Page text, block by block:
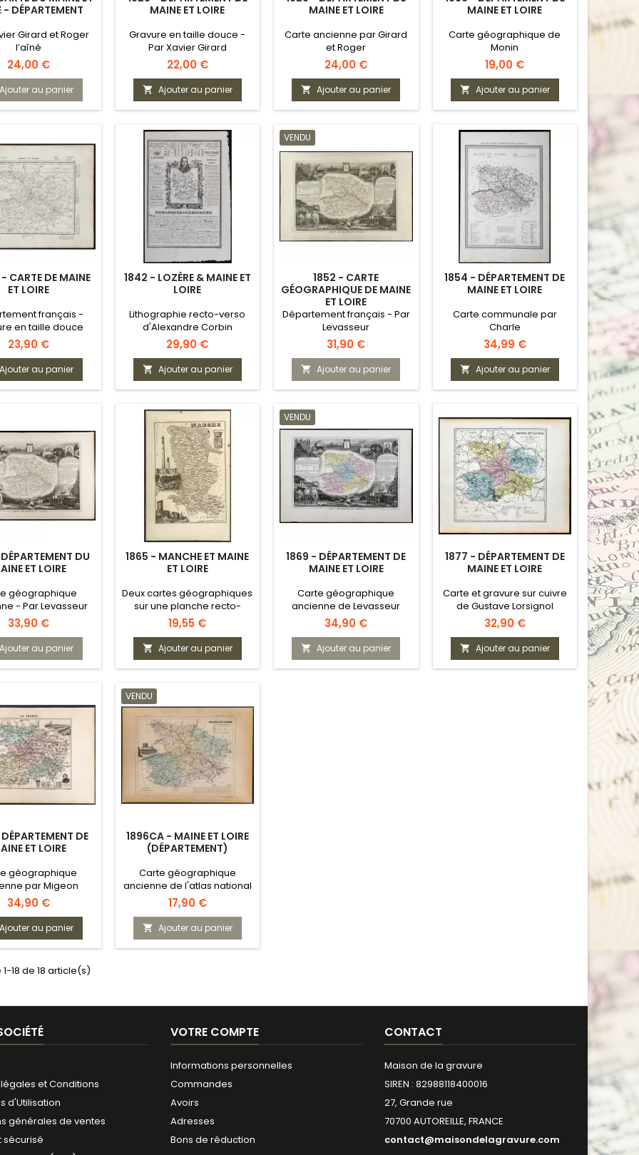
- DÉPARTEMENT
Girard et Roger
l’aîné
Prix
24,00 €
Ajouter au panier
MAINE ET LOIRE
Gravure en taille douce -
Par Xavier Girard
Prix
22,00 €
 Ajouter au panier
MAINE ET LOIRE
Carte ancienne par Girard
et Roger
Prix
24,00 €
 Ajouter au panier
MAINE ET LOIRE
Carte géographique de
Monin
Prix
19,00 €
 Ajouter au panier
CARTE DE MAINE
ET LOIRE
français -
en taille douce
Prix
23,90 €
Ajouter au panier
1842 - LOZÈRE & MAINE ET
LOIRE
Lithographie recto-verso
d'Alexandre Corbin
Prix
29,90 €
 Ajouter au panier
VENDU
1852 - CARTE
GÉOGRAPHIQUE DE MAINE
ET LOIRE
Département français - Par
Levasseur
Prix
31,90 €
 Ajouter au panier
1854 - DÉPARTEMENT DE
MAINE ET LOIRE
Carte communale par
Charle
Prix
34,99 €
 Ajouter au panier
DU
ET LOIRE
géographique
- Par Levasseur
Prix
33,90 €
Ajouter au panier
1865 - MANCHE ET MAINE
ET LOIRE
Deux cartes géographiques
sur une planche recto-
verso
Prix
19,55 €
 Ajouter au panier
VENDU
1869 - DÉPARTEMENT DE
MAINE ET LOIRE
Carte géographique
ancienne de Levasseur
Prix
34,90 €
 Ajouter au panier
1877 - DÉPARTEMENT DE
MAINE ET LOIRE
Carte et gravure sur cuivre
de Gustave Lorsignol
Prix
32,90 €
 Ajouter au panier
DE
ET LOIRE
géographique
par Migeon
Prix
34,90 €
Ajouter au panier
VENDU
1896CA - MAINE ET LOIRE
(DÉPARTEMENT)
Carte géographique
ancienne de l'atlas national
Prix
17,90 €
 Ajouter au panier
18 de 18 article(s)
et Conditions
d'Utilisation
générales de ventes
sécurisé
VOTRE COMPTE
Informations personnelles
Commandes
Avoirs
Adresses
Bons de réduction
CONTACT
Maison de la gravure
SIREN : 82988118400016
27, Grande rue
70700 AUTOREILLE, FRANCE
contact@maisondelagravure.com